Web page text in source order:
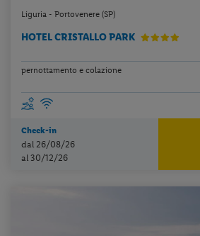
Liguria - Portovenere (SP)
HOTEL CRISTALLO PARK
pernottamento e colazione
Check-in
dal 26/08/26
al 30/12/26